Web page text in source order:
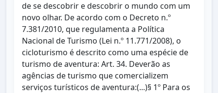
de se descobrir e descobrir o mundo com um
novo olhar. De acordo com o Decreto n.º
7.381/2010, que regulamenta a Política
Nacional de Turismo (Lei n.º 11.771/2008), o
cicloturismo é descrito como uma espécie de
turismo de aventura: Art. 34. Deverão as
agências de turismo que comercializem
serviços turísticos de aventura:(...)§ 1º Para os